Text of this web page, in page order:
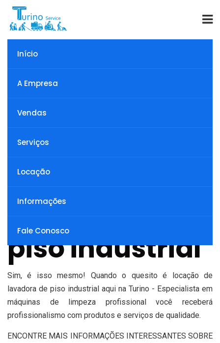
Início
A Empresa
Vendas
Serviços
Locação
Informações
Fale Conosco
Locação de
lavadora de
piso industrial
Sim, é isso mesmo! Quando o quesito é locação de
lavadora de piso industrial aqui na Turino - Especialista em
máquinas de limpeza profissional você receberá
profissionalismo com produtos e serviços de qualidade.
ENCONTRE MAIS INFORMAÇÕES INTERESSANTES SOBRE